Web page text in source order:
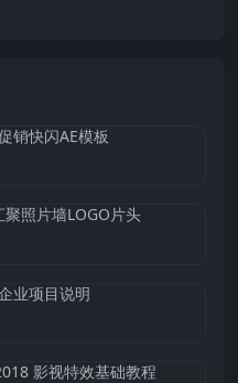
销快闪AE模板
照片墙LOGO片头
业项目说明
影视特效基础教程